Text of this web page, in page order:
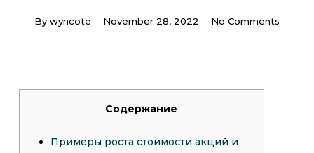
By wyncote November 28, 2022 No Comments
Содержание
Примеры роста стоимости акций и